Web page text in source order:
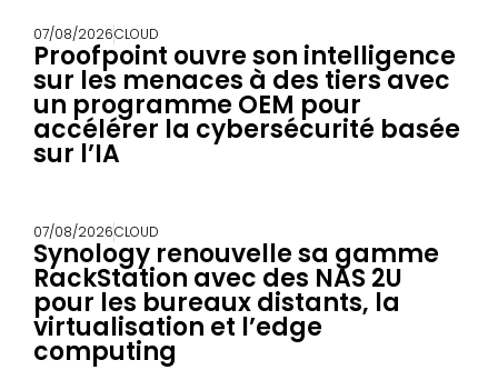
07/08/2026CLOUD
Proofpoint ouvre son intelligence
sur les menaces à des tiers avec
un programme OEM pour
accélérer la cybersécurité basée
sur l’IA
07/08/2026CLOUD
Synology renouvelle sa gamme
RackStation avec des NAS 2U
pour les bureaux distants, la
virtualisation et l’edge
computing